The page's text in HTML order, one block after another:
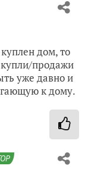
дом, то
купли/продажи
уже давно и
к дому.